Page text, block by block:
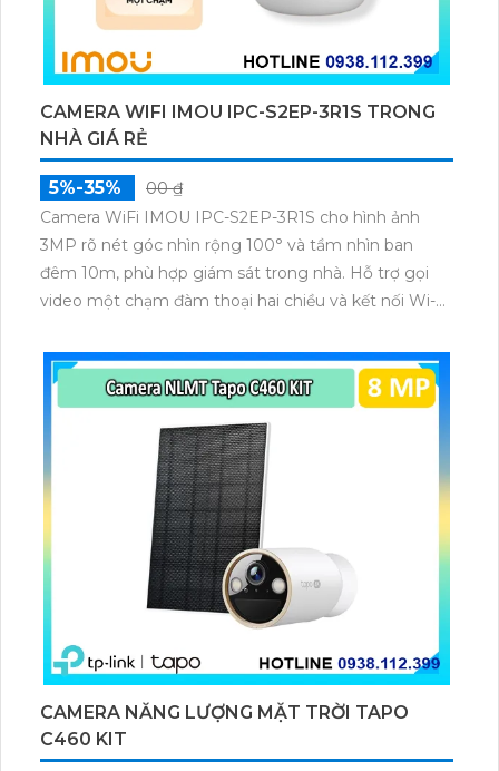
CAMERA WIFI IMOU IPC-S2EP-3R1S TRONG
NHÀ GIÁ RẺ
5%-35%
00 ₫
Camera WiFi IMOU IPC-S2EP-3R1S cho hình ảnh
3MP rõ nét góc nhìn rộng 100° và tầm nhìn ban
đêm 10m, phù hợp giám sát trong nhà. Hỗ trợ gọi
video một chạm đàm thoại hai chiều và kết nối Wi-Fi
microSD tối đa 256GB hoặc lưu đám mây dễ lắp đặt
cho gia đình và văn phòng nhỏ.
CAMERA NĂNG LƯỢNG MẶT TRỜI TAPO
C460 KIT